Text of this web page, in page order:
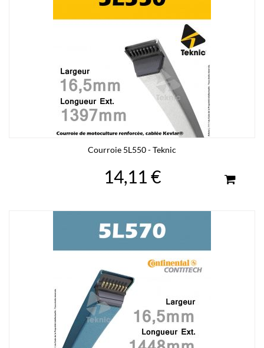
Courroie 5L550 - Teknic
14,11 €